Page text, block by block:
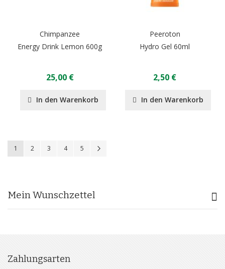
Chimpanzee
Energy Drink Lemon 600g
25,00 €
In den Warenkorb
Peeroton
Hydro Gel 60ml
2,50 €
In den Warenkorb
Sie lesen gerade Seite
1 Seite
2 Seite
3 Seite
4 Seite
5
Mein Wunschzettel
Zahlungsarten